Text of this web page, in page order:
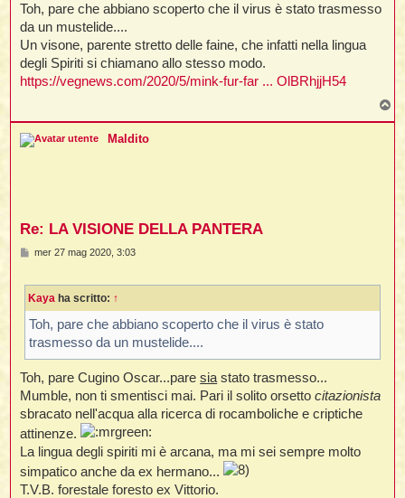
s
a
g
g
o
Toh, pare che abbiano scoperto che il virus è stato trasmesso
da un mustelide....
Un visone, parente stretto delle faine, che infatti nella lingua
degli Spiriti si chiamano allo stesso modo.
https://vegnews.com/2020/5/mink-fur-far ... OlBRhjjH54
o
Maldito
Re: LA VISIONE DELLA PANTERA
M
s
a
g
g
o
mer 27 mag 2020, 3:03
Kaya ha scritto: ↑
Toh, pare che abbiano scoperto che il virus è stato
trasmesso da un mustelide....
Toh, pare Cugino Oscar...paresia stato trasmesso...
Mumble, non ti smentisci mai. Pari il solito orsettocitazionista
sbracato nell'acqua alla ricerca di rocamboliche e criptiche
attinenze.
La lingua degli spiriti mi è arcana, ma mi sei sempre molto
simpatico anche da ex hermano...
T.V.B. forestale foresto ex Vittorio.